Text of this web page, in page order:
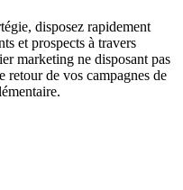
disposez rapidement
et prospects à travers
marketing ne disposant pas
retour de vos campagnes de